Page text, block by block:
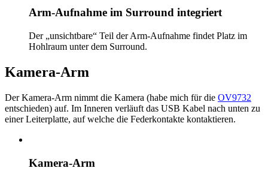
Arm-Aufnahme im Surround integriert
Der „unsichtbare“ Teil der Arm-Aufnahme findet Platz im
Hohlraum unter dem Surround.
Kamera-Arm
Der Kamera-Arm nimmt die Kamera (habe mich für die OV9732
entschieden) auf. Im Inneren verläuft das USB Kabel nach unten zu
einer Leiterplatte, auf welche die Federkontakte kontaktieren.
Kamera-Arm